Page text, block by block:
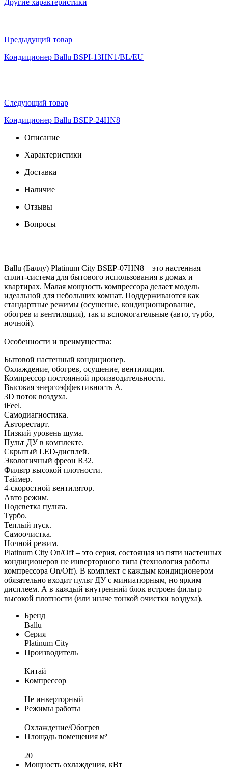
Другие характеристики
Предыдущий товар
Кондиционер Ballu BSPI-13HN1/BL/EU
Следующий товар
Кондиционер Ballu BSEP-24HN8
Описание
Характеристики
Доставка
Наличие
Отзывы
Вопросы
Ballu (Баллу) Platinum City BSEP-07HN8 – это настенная
сплит-система для бытового использования в домах и
квартирах. Малая мощность компрессора делает модель
идеальной для небольших комнат. Поддерживаются как
стандартные режимы (осушение, кондиционирование,
обогрев и вентиляция), так и вспомогательные (авто, турбо,
ночной).
Особенности и преимущества:
Бытовой настенный кондиционер.
Охлаждение, обогрев, осушение, вентиляция.
Компрессор постоянной производительности.
Высокая энергоэффективность А.
3D поток воздуха.
iFeel.
Самодиагностика.
Авторестарт.
Низкий уровень шума.
Пульт ДУ в комплекте.
Скрытый LED-дисплей.
Экологичный фреон R32.
Фильтр высокой плотности.
Таймер.
4-скоростной вентилятор.
Авто режим.
Подсветка пульта.
Турбо.
Теплый пуск.
Самоочистка.
Ночной режим.
Platinum City On/Off – это серия, состоящая из пяти настенных
кондиционеров не инверторного типа (технология работы
компрессора On/Off). В комплект с каждым кондиционером
обязательно входит пульт ДУ с миниатюрным, но ярким
дисплеем. А в каждый внутренний блок встроен фильтр
высокой плотности (или иначе тонкой очистки воздуха).
Бренд
Ballu
Серия
Platinum City
Производитель
Китай
Компрессор
Не инверторный
Режимы работы
Охлаждение/Обогрев
Площадь помещения м²
20
Мощность охлаждения, кВт